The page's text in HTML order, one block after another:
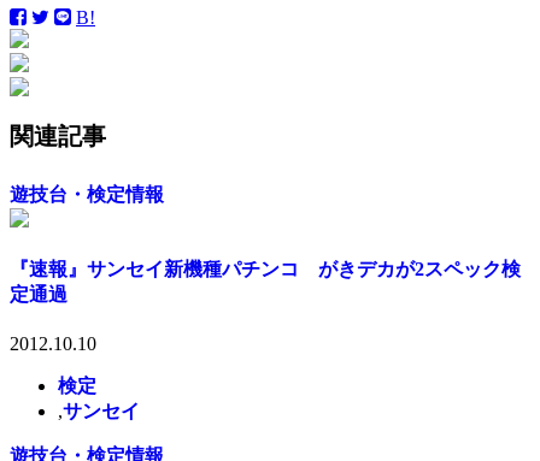
B!
関連記事
遊技台・検定情報
『速報』サンセイ新機種パチンコ がきデカが2スペック検
定通過
2012.10.10
検定
,サンセイ
遊技台・検定情報